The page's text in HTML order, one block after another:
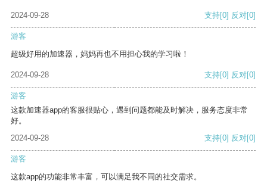
2024-09-28 支持[0] 反对[0]
游客
超级好用的加速器，妈妈再也不用担心我的学习啦！
2024-09-28 支持[0] 反对[0]
游客
这款加速器app的客服很贴心，遇到问题都能及时解决，服务态度非常
好。
2024-09-28
支持[0] 反对[0]
游客
这款app的功能非常丰富，可以满足我不同的社交需求。